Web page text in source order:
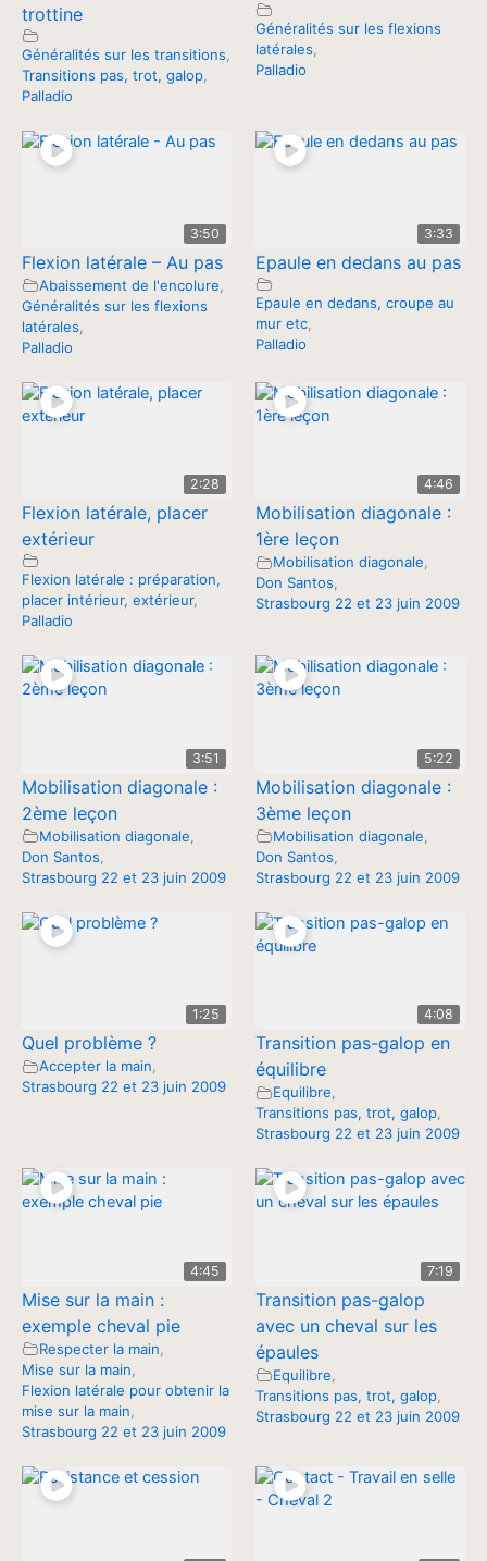
trottine
Généralités sur les transitions,
Transitions pas, trot, galop,
Palladio
Généralités sur les flexions
latérales,
Palladio
3:50
Flexion latérale – Au pas
Abaissement de l'encolure
Généralités sur les flexions
latérales
Palladio
3:33
Epaule en dedans au pas
Epaule en dedans, croupe au
mur etc,
Palladio
2:28
Flexion latérale, placer
extérieur
Flexion latérale : préparation,
placer intérieur, extérieur,
Palladio
4:46
Mobilisation diagonale :
1ère leçon
Mobilisation diagonale,
Don Santos,
Strasbourg 22 et 23 juin 2009
3:51
Mobilisation diagonale :
2ème leçon
Mobilisation diagonale
Don Santos
Strasbourg 22 et 23 juin 2009
5:22
Mobilisation diagonale :
3ème leçon
Mobilisation diagonale
Don Santos
Strasbourg 22 et 23 juin 2009
1:25
Quel problème ?
Accepter la main,
Strasbourg 22 et 23 juin 2009
4:08
Transition pas-galop en
équilibre
Equilibre,
Transitions pas, trot, galop,
Strasbourg 22 et 23 juin 2009
4:45
Mise sur la main :
exemple cheval pie
Respecter la main
Mise sur la main
Flexion latérale pour obtenir la
mise sur la main
Strasbourg 22 et 23 juin 2009
7:19
Transition pas-galop
avec un cheval sur les
épaules
Equilibre
Transitions pas, trot, galop,
Strasbourg 22 et 23 juin 2009